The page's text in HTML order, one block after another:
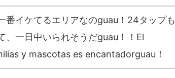
イケてるエリアなのguau！24タップも
、一日中いられそうだguau！！El
y mascotas es encantadorguau！